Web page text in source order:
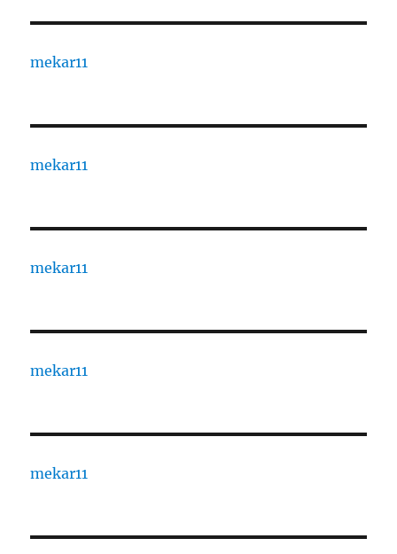
mekar11
mekar11
mekar11
mekar11
mekar11